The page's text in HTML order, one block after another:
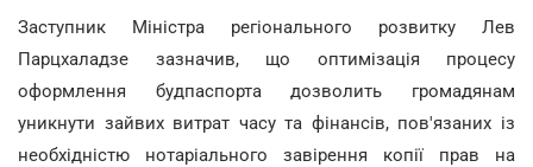
Заступник Міністра регіонального розвитку Лев
Парцхаладзе зазначив, що оптимізація процесу
оформлення будпаспорта дозволить громадянам
уникнути зайвих витрат часу та фінансів, пов'язаних із
необхідністю нотаріального завірення копії прав на